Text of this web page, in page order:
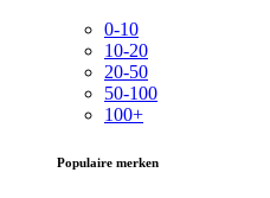
0-10
10-20
20-50
50-100
100+
Populaire merken